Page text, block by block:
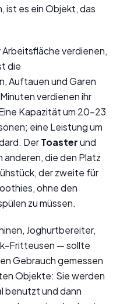
ist es ein Objekt, das
Arbeitsfläche verdienen,
die
Auftauen und Garen
verdienen ihr
Kapazität um 20-23
eine Leistung um
DerToasterund
anderen, die den Platz
der zweite für
ohne den
zu müssen.
Joghurtbereiter,
Fritteusen — sollte
Gebrauch gemessen
Objekte: Sie werden
benutzt und dann